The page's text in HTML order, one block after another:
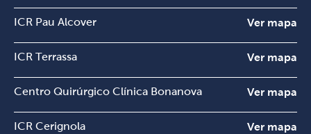
ICR Pau Alcover Ver mapa
ICR Terrassa Ver mapa
Centro Quirúrgico Clínica Bonanova Ver mapa
ICR Cerignola Ver mapa